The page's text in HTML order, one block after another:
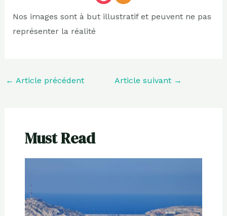
Nos images sont à but illustratif et peuvent ne pas
représenter la réalité
← Article précédent Article suivant →
Must Read